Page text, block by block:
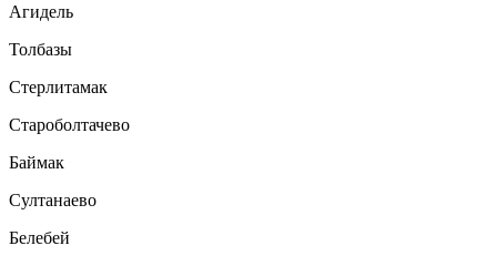
Агидель
Толбазы
Стерлитамак
Староболтачево
Баймак
Султанаево
Белебей